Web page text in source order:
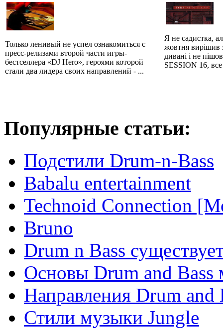
Только ленивый не успел ознакомиться с
пресс-релизами второй части игры-
бестселлера «DJ Hero», героями которой
стали два лидера своих направлений - ...
Я не садистка,
жовтня вирішив
дивані і не
SESSION 16,
Популярные статьи:
Подстили Drum-n-Bass
Babalu entertainment
Technoid Connection
Bruno
Drum n Bass
Основы Drum and Bass
Направления Drum and
Стили музыки Jungle